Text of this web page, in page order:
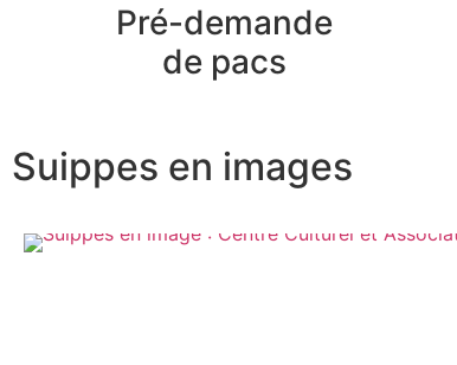
Pré-demande
de pacs
Suippes en images